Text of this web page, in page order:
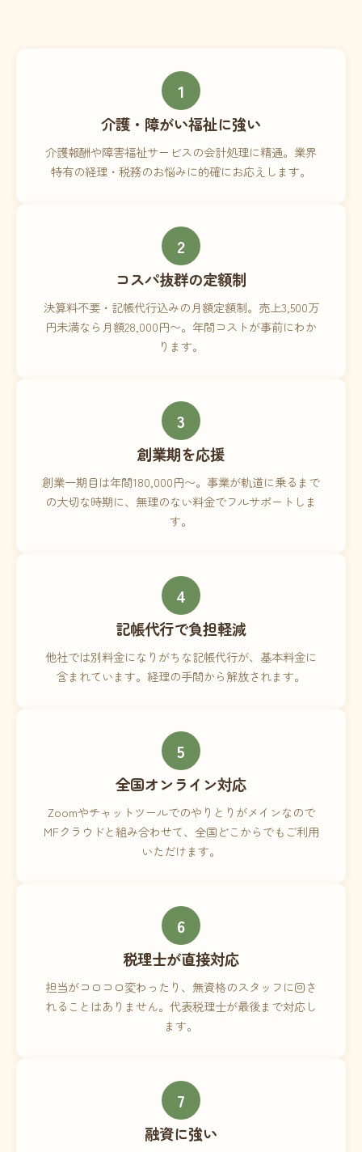
1
介護・障がい福祉に強い
介護報酬や障害福祉サービスの会計処理に精通。業界
特有の経理・税務のお悩みに的確にお応えします。
2
コスパ抜群の定額制
決算料不要・記帳代行込みの月額定額制。売上3,500万
円未満なら月額28,000円〜。年間コストが事前にわか
ります。
3
創業期を応援
創業一期目は年間180,000円〜。事業が軌道に乗るまで
の大切な時期に、無理のない料金でフルサポートしま
す。
4
記帳代行で負担軽減
他社では別料金になりがちな記帳代行が、基本料金に
含まれています。経理の手間から解放されます。
5
全国オンライン対応
Zoomやチャットツールでのやりとりがメインなので
MFクラウドと組み合わせて、全国どこからでもご利用
いただけます。
6
税理士が直接対応
担当がコロコロ変わったり、無資格のスタッフに回さ
れることはありません。代表税理士が最後まで対応し
ます。
7
融資に強い